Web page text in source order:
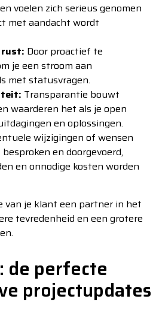
voelen zich serieus genomen
met aandacht wordt
rust: Door proactief te
je een stroom aan
met statusvragen.
Transparantie bouwt
waarderen het als je open
en oplossingen.
wijzigingen of wensen
en doorgevoerd,
en onnodige kosten worden
van je klant een partner in het
tevredenheid en een grotere
de perfecte
projectupdates